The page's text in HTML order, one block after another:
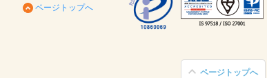
ページトップへ
ページトップへ